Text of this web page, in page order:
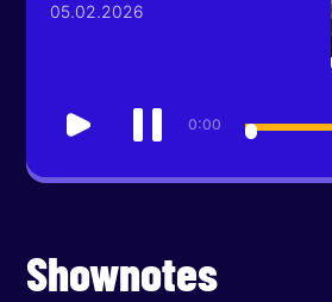
05.02.2026
0:00
Shownotes